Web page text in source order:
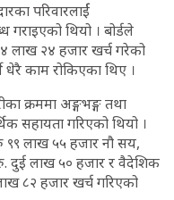
परिवारलार्ई
गराइएको थियो । बोर्डले
लाख २४ हजार खर्च गरेको
धेरै काम रोकिएका थिए ।
क्रममा अङ्गभङ्ग तथा
सहायता गरिएको थियो ।
९९ लाख ५५ हजार नौ सय,
रु. दुई लाख ५० हजार र वैदेशिक
८२ हजार खर्च गरिएको